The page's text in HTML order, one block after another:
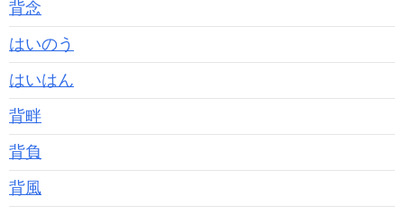
背念
はいのう
はいはん
背畔
背負
背風